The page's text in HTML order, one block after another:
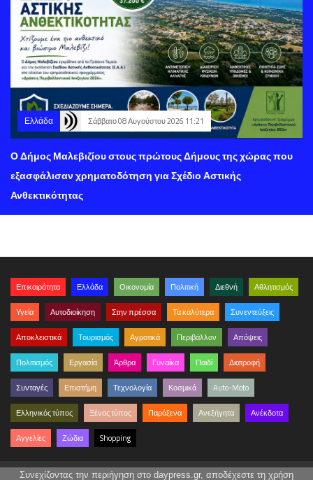
Ελλάδα Σάββατο 08 Αυγούστου 2026 11:21
Ο Δήμος Μαλεβιζίου στους πρώτους Δήμους της χώρας που
εξασφάλισαν χρηματοδότηση για Σχέδιο Αστικής
Ανθεκτικότητας
Επικαιρότητα Ελλάδα Οικονομία Πολιτική Διεθνή Αθλητισμός
Υγεία Αυτοδιοίκηση Στην πρέσσα Τα καλύτερα Συνεντεύξεις
Αποκλειστικά Τουρισμός Αγροτικά Περιβάλλον Απόψεις
Πολιτισμός Εργασία Άρθρα Γυναίκα Παιδί Διατροφή
Συνταγές Επιστήμη Τεχνολογία Κοσμικά Auto-Moto
Ελληνικός τύπος Ξένος τύπος Παράξενα Ανεξήγητα Ανέκδοτα
Αγγελίες Ζώδια Shopping
Συνεχίζοντας την περιήγηση στο daypress.gr, αποδέχεστε τη χρήση